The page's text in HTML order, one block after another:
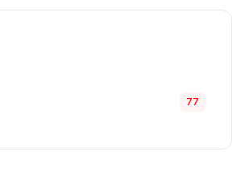
77